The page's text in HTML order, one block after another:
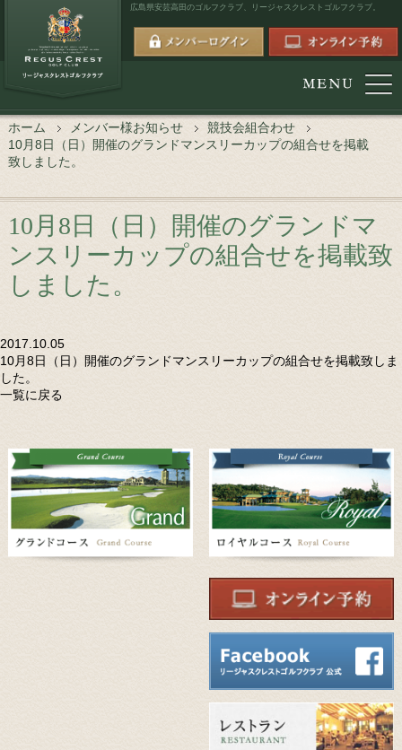
広島県安芸高田のゴルフクラブ、 リージャスクレストゴルフクラブ。
ホーム メンバー様お知らせ
競技会組合わせ
10月8日（日）開催のグランドマンスリーカップの組合せを掲載
致しました。
10月8日（日）開催のグランドマ
ンスリーカップの組合せを掲載致
しました。
2017.10.05
10月8日（日）開催のグランドマンスリーカップの組合せを掲載致しま
した。
一覧に戻る